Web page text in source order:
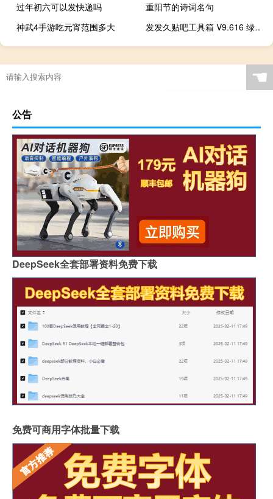
过年初六可以发快递吗
重阳节的诗词名句
神武4手游吃元宵范围多大
发发久贴吧工具箱 V9.616 绿色版（发发久贴吧工具箱 V9.616 绿色版功能简介）
☚
公告
DeepSeek全套部署资料免费下载
免费可商用字体批量下载